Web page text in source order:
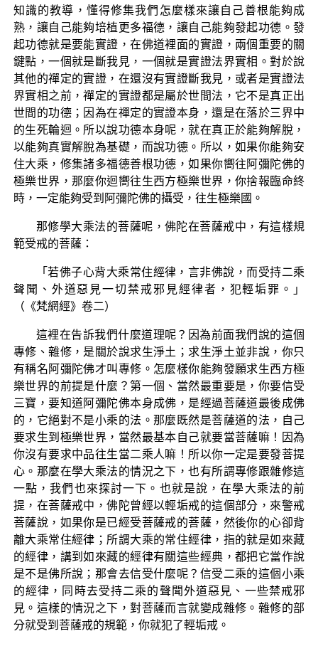
知識的教導，懂得修集我們怎麼樣來讓自己善根能夠成
熟，讓自己能夠培植更多福德，讓自己能夠發起功德。發
起功德就是要能實證，在佛道裡面的實證，兩個重要的關
鍵點，一個就是斷我見，一個就是實證法界實相。對於說
其他的禪定的實證，在還沒有實證斷我見，或者是實證法
界實相之前，禪定的實證都是屬於世間法，它不是真正出
世間的功德；因為在禪定的實證本身，還是在落於三界中
的生死輪迴。所以說功德本身呢，就在真正於能夠解脫，
以能夠真實解脫為基礎，而說功德。所以，如果你能夠安
住大乘，修集諸多福德善根功德，如果你嚮往阿彌陀佛的
極樂世界，那麼你迴嚮往生西方極樂世界，你捨報臨命終
時，一定能夠受到阿彌陀佛的攝受，往生極樂國。
那修學大乘法的菩薩呢，佛陀在菩薩戒中，有這樣規
範受戒的菩薩：
「若佛子心背大乘常住經律，言非佛說，而受持二乘
聲聞、外道惡見一切禁戒邪見經律者，犯輕垢罪。」
（《梵網經》卷二）
這裡在告訴我們什麼道理呢？因為前面我們說的這個
專修、雜修，是關於說求生淨土；求生淨土並非說，你只
有稱名阿彌陀佛才叫專修。怎麼樣你能夠發願求生西方極
樂世界的前提是什麼？第一個、當然最重要是，你要信受
三寶，要知道阿彌陀佛本身成佛，是經過菩薩道最後成佛
的，它絕對不是小乘的法。那麼既然是菩薩道的法，自己
要求生到極樂世界，當然最基本自己就要當菩薩嘛！因為
你沒有要求中品往生當二乘人嘛！所以你一定是要發菩提
心。那麼在學大乘法的情況之下，也有所謂專修跟雜修這
一點，我們也來探討一下。也就是說，在學大乘法的前
提，在菩薩戒中，佛陀曾經以輕垢戒的這個部分，來警戒
菩薩說，如果你是已經受菩薩戒的菩薩，然後你的心卻背
離大乘常住經律；所謂大乘的常住經律，指的就是如來藏
的經律，講到如來藏的經律有關這些經典，都把它當作說
是不是佛所說；那會去信受什麼呢？信受二乘的這個小乘
的經律，同時去受持二乘的聲聞外道惡見、一些禁戒邪
見。這樣的情況之下，對菩薩而言就變成雜修。雜修的部
分就受到菩薩戒的規範，你就犯了輕垢戒。